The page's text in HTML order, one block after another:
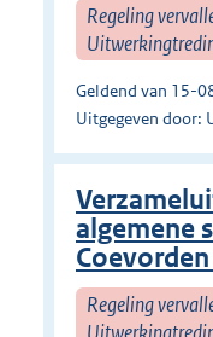
Regeling
Geldend van 15-
Uitgegeven door:
algemene
Regeling